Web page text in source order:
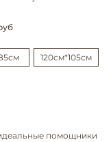
120см*105см
помощники